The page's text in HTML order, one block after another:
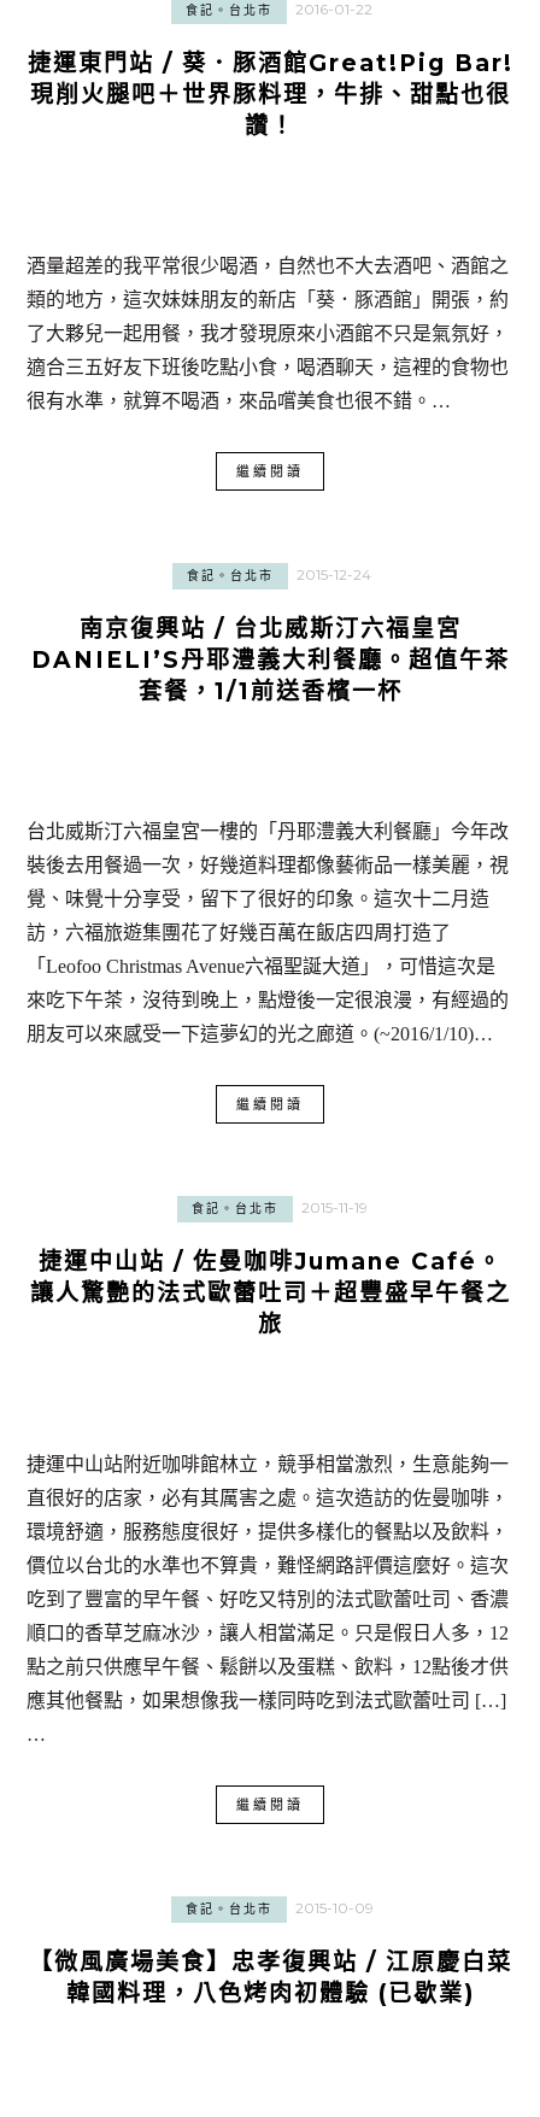
食記。台北市 2016-01-22
捷運東門站 / 葵．豚酒館Great!Pig Bar!
現削火腿吧＋世界豚料理，牛排、甜點也很
讚！
酒量超差的我平常很少喝酒，自然也不大去酒吧、酒館之
類的地方，這次妹妹朋友的新店「葵．豚酒館」開張，約
了大夥兒一起用餐，我才發現原來小酒館不只是氣氛好，
適合三五好友下班後吃點小食，喝酒聊天，這裡的食物也
很有水準，就算不喝酒，來品嚐美食也很不錯。…
繼續閱讀
食記。台北市 2015-12-24
南京復興站 / 台北威斯汀六福皇宮
DANIELI’S丹耶澧義大利餐廳。超值午茶
套餐，1/1前送香檳一杯
台北威斯汀六福皇宮一樓的「丹耶澧義大利餐廳」今年改
裝後去用餐過一次，好幾道料理都像藝術品一樣美麗，視
覺、味覺十分享受，留下了很好的印象。這次十二月造
訪，六福旅遊集團花了好幾百萬在飯店四周打造了
「Leofoo Christmas Avenue六福聖誕大道」，可惜這次是
來吃下午茶，沒待到晚上，點燈後一定很浪漫，有經過的
朋友可以來感受一下這夢幻的光之廊道。(~2016/1/10)…
繼續閱讀
食記。台北市 2015-11-19
捷運中山站 / 佐曼咖啡Jumane Café。
讓人驚艷的法式歐蕾吐司＋超豐盛早午餐之
旅
捷運中山站附近咖啡館林立，競爭相當激烈，生意能夠一
直很好的店家，必有其厲害之處。這次造訪的佐曼咖啡，
環境舒適，服務態度很好，提供多樣化的餐點以及飲料，
價位以台北的水準也不算貴，難怪網路評價這麼好。這次
吃到了豐富的早午餐、好吃又特別的法式歐蕾吐司、香濃
順口的香草芝麻冰沙，讓人相當滿足。只是假日人多，12
點之前只供應早午餐、鬆餅以及蛋糕、飲料，12點後才供
應其他餐點，如果想像我一樣同時吃到法式歐蕾吐司 […]
…
繼續閱讀
食記。台北市 2015-10-09
【微風廣場美食】忠孝復興站 / 江原慶白菜
韓國料理，八色烤肉初體驗 (已歇業)